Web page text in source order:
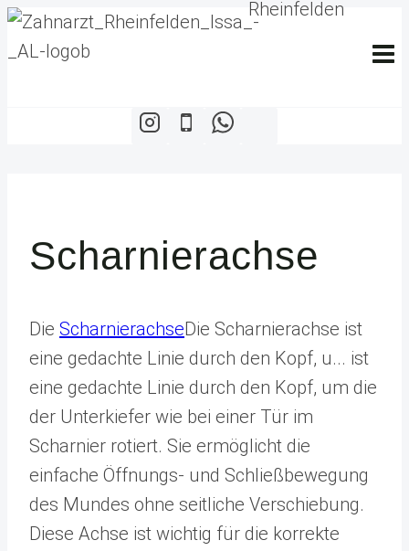
Zum
Inhalt
Scharnierachse
Die ScharnierachseDie Scharnierachse ist
eine gedachte Linie durch den Kopf, u... ist
eine gedachte Linie durch den Kopf, um die
der Unterkiefer wie bei einer Tür im
Scharnier rotiert. Sie ermöglicht die
einfache Öffnungs- und Schließbewegung
des Mundes ohne seitliche Verschiebung.
Diese Achse ist wichtig für die korrekte